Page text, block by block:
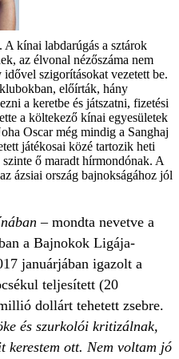
kínai labdarúgás a sztárok
az élvonal nézőszáma nem
szigorításokat vezetett be.
előírták, hány
a keretbe és játszatni, fizetési
a költekező kínai egyesületek
Oscar még mindig a Sanghaj
játékosai közé tartozik heti
ő maradt hírmondónak. A
ázsiai ország bajnokságához jól
– mondta nevetve a
a Bajnokok Ligája-
januárjában igazolt a
teljesített (20
dollárt tehetett zsebre.
és szurkolói kritizálnak,
kerestem ott. Nem voltam jó